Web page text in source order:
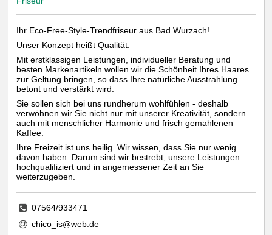
Ihr Eco-Free-Style-Trendfriseur aus Bad Wurzach!
Unser Konzept heißt Qualität.
Mit erstklassigen Leistungen, individueller Beratung und
besten Markenartikeln wollen wir die Schönheit Ihres Haares
zur Geltung bringen, so dass Ihre natürliche Ausstrahlung
betont und verstärkt wird.
Sie sollen sich bei uns rundherum wohlfühlen - deshalb
verwöhnen wir Sie nicht nur mit unserer Kreativität, sondern
auch mit menschlicher Harmonie und frisch gemahlenen
Kaffee.
Ihre Freizeit ist uns heilig. Wir wissen, dass Sie nur wenig
davon haben. Darum sind wir bestrebt, unsere Leistungen
hochqualifiziert und in angemessener Zeit an Sie
weiterzugeben.
07564/933471
chico_is@web.de